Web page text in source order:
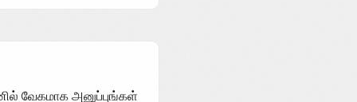
வேகமாக அனுப்புங்கள்